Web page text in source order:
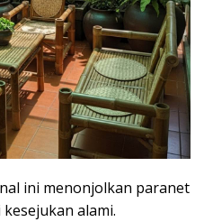
ini menonjolkan paranet
alami.